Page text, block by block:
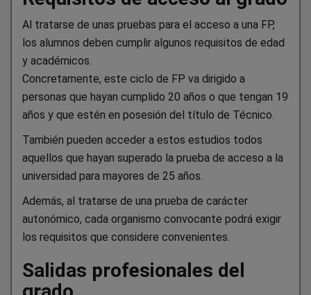
Al tratarse de unas pruebas para el acceso a una FP,
los alumnos deben cumplir algunos requisitos de edad
y académicos.
Concretamente, este ciclo de FP va dirigido a
personas que hayan cumplido 20 años o que tengan 19
años y que estén en posesión del título de Técnico.
También pueden acceder a estos estudios todos
aquellos que hayan superado la prueba de acceso a la
universidad para mayores de 25 años.
Además, al tratarse de una prueba de carácter
autonómico, cada organismo convocante podrá exigir
los requisitos que considere convenientes.
Salidas profesionales del